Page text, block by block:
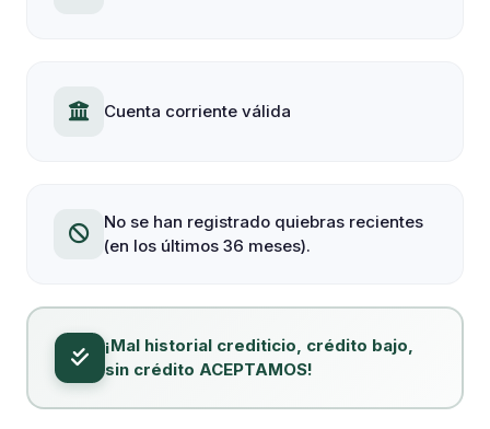
Cuenta corriente válida
No se han registrado quiebras recientes
(en los últimos 36 meses).
¡Mal historial crediticio, crédito bajo,
sin crédito ACEPTAMOS!